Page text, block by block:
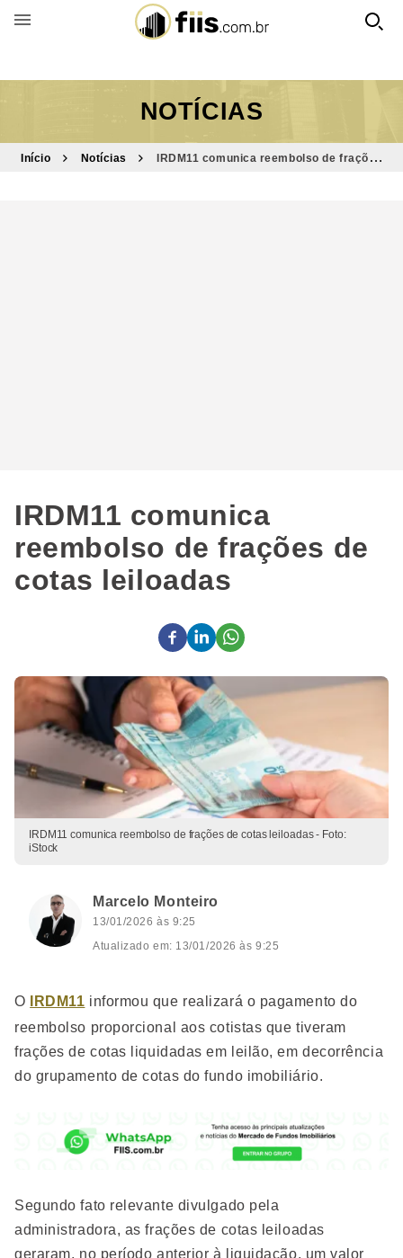
BUSCAR POR FUNDO
NOTÍCIAS
Início Notícias
IRDM11 comunica reembolso de frações
IRDM11 comunica
reembolso de frações de
cotas leiloadas
IRDM11 comunica reembolso de frações de cotas leiloadas - Foto:
iStock
Marcelo Monteiro
13/01/2026 às 9:25
Atualizado em: 13/01/2026 às 9:25
O IRDM11 informou que realizará o pagamento do
reembolso proporcional aos cotistas que tiveram
frações de cotas liquidadas em leilão, em decorrência
do grupamento de cotas do fundo imobiliário.
Segundo fato relevante divulgado pela
administradora, as frações de cotas leiloadas
geraram, no período anterior à liquidação, um valor